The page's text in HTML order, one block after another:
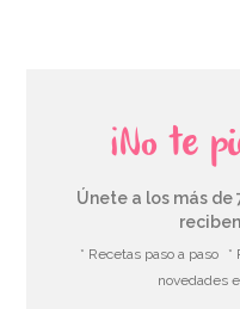
¡No te
Únete a los más
* Recetas paso a paso *
novedades